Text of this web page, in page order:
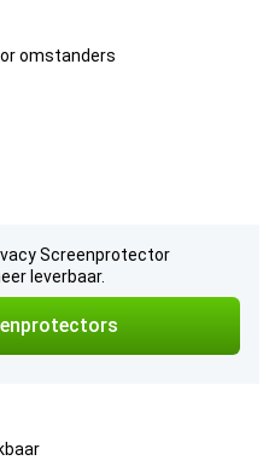
omstanders
Screenprotector
leverbaar.